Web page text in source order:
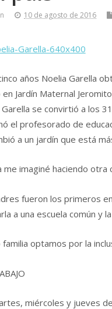
10 de agosto de 2016
años Noelia Garella
en Jardín Maternal
Garella se convirtió a los
el profesorado de
a un jardín que está
me imaginé haciendo
fueron los primeros
a una escuela común y
familia optamos por la
miércoles y jueves